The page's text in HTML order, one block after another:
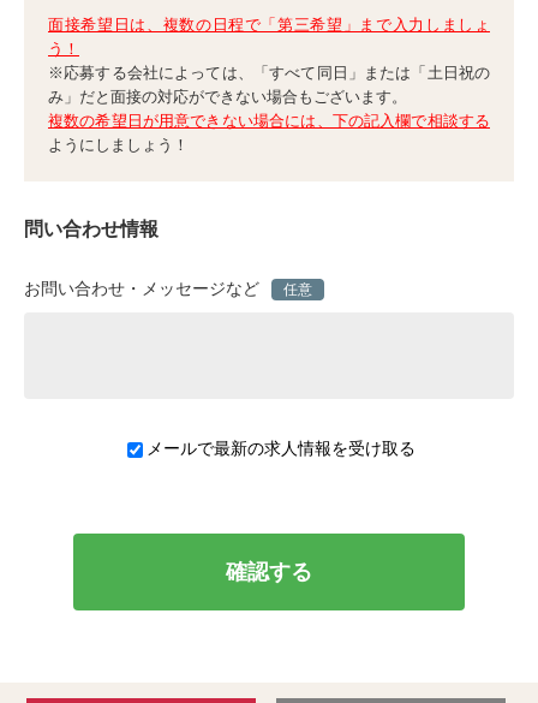
面接希望日は、複数の日程で「第三希望」まで入力しましょ
う！
※応募する会社によっては、「すべて同日」または「土日祝の
み」だと面接の対応ができない場合もございます。
複数の希望日が用意できない場合には、下の記入欄で相談する
ようにしましょう！
問い合わせ情報
お問い合わせ・メッセージなど 任意
メールで最新の求人情報を受け取る
確認する